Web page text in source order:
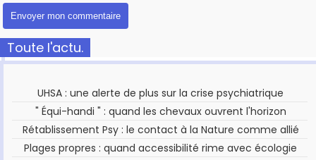
Toute l'actu.
UHSA : une alerte de plus sur la crise psychiatrique
" Équi-handi " : quand les chevaux ouvrent l'horizon
Rétablissement Psy : le contact à la Nature comme allié
Plages propres : quand accessibilité rime avec écologie